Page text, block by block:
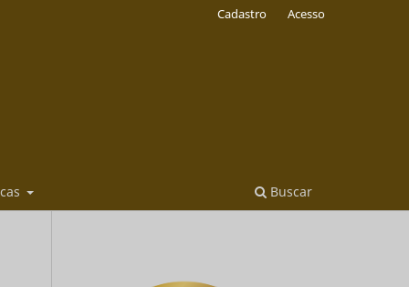
Buscar
Cadastro Acesso